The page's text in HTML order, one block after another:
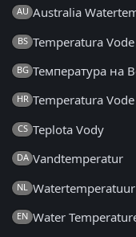
AU Australia
BS Temperatura Vode
BG Температура на
HR Temperatura Vode
CS Teplota Vody
DA Vandtemperatur
NL Watertemperatuur
EN Water